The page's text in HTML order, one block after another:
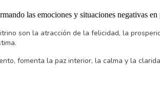
las emociones y situaciones negativas en
son la atracción de la felicidad, la
fomenta la paz interior, la calma y la